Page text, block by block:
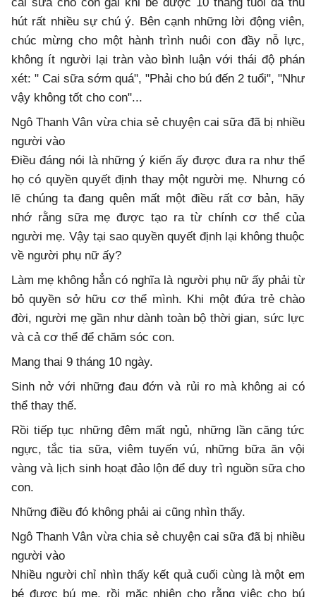
hút rất nhiều sự chú ý. Bên cạnh những lời động viên,
chúc mừng cho một hành trình nuôi con đầy nỗ lực,
không ít người lại tràn vào bình luận với thái độ phán
xét: " Cai sữa sớm quá", "Phải cho bú đến 2 tuổi", "Như
vậy không tốt cho con"...
Ngô Thanh Vân vừa chia sẻ chuyện cai sữa đã bị nhiều
người vào
Điều đáng nói là những ý kiến ấy được đưa ra như thể
họ có quyền quyết định thay một người mẹ. Nhưng có
lẽ chúng ta đang quên mất một điều rất cơ bản, hãy
nhớ rằng sữa mẹ được tạo ra từ chính cơ thể của
người mẹ. Vậy tại sao quyền quyết định lại không thuộc
về người phụ nữ ấy?
Làm mẹ không hẳn có nghĩa là người phụ nữ ấy phải từ
bỏ quyền sở hữu cơ thể mình. Khi một đứa trẻ chào
đời, người mẹ gần như dành toàn bộ thời gian, sức lực
và cả cơ thể để chăm sóc con.
Mang thai 9 tháng 10 ngày.
Sinh nở với những đau đớn và rủi ro mà không ai có
thể thay thế.
Rồi tiếp tục những đêm mất ngủ, những lần căng tức
ngực, tắc tia sữa, viêm tuyến vú, những bữa ăn vội
vàng và lịch sinh hoạt đảo lộn để duy trì nguồn sữa cho
con.
Những điều đó không phải ai cũng nhìn thấy.
Ngô Thanh Vân vừa chia sẻ chuyện cai sữa đã bị nhiều
người vào
Nhiều người chỉ nhìn thấy kết quả cuối cùng là một em
bé được bú mẹ, rồi mặc nhiên cho rằng việc cho bú